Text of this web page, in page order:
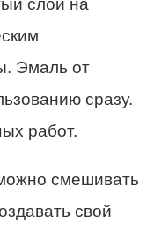
Эмаль от
сразу.
работ.
смешивать
свой